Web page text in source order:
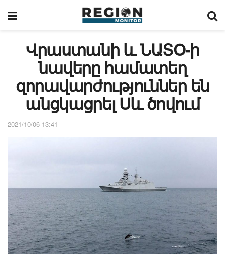
Վրաստանի և ՆԱՏՕ-ի
նավերը համատեղ
զորավարժություններ են
անցկացրել Սև ծովում
2021/10/06 13:41